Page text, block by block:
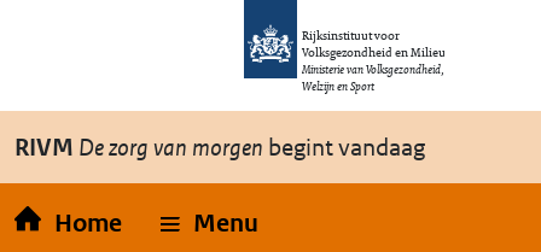
Overslaan en naar de inhoud gaan
Rijksinstituut voor
Volksgezondheid en Milieu
Ministerie van Volksgezondheid,
Welzijn en Sport
RIVM De zorg van morgen begint vandaag
Home Menu